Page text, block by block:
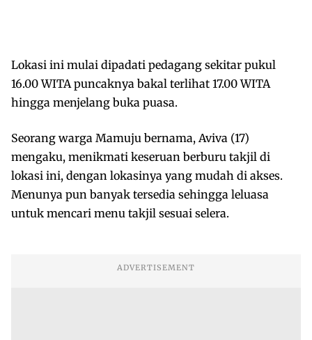
Lokasi ini mulai dipadati pedagang sekitar pukul
16.00 WITA puncaknya bakal terlihat 17.00 WITA
hingga menjelang buka puasa.
Seorang warga Mamuju bernama, Aviva (17)
mengaku, menikmati keseruan berburu takjil di
lokasi ini, dengan lokasinya yang mudah di akses.
Menunya pun banyak tersedia sehingga leluasa
untuk mencari menu takjil sesuai selera.